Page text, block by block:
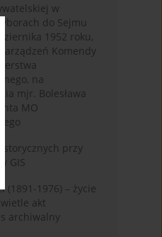
w
do Sejmu
1952 roku,
Komendy
na
mjr. Bolesława
MO
przy
GIS
(1891-1976) – życie
akt
archiwalny